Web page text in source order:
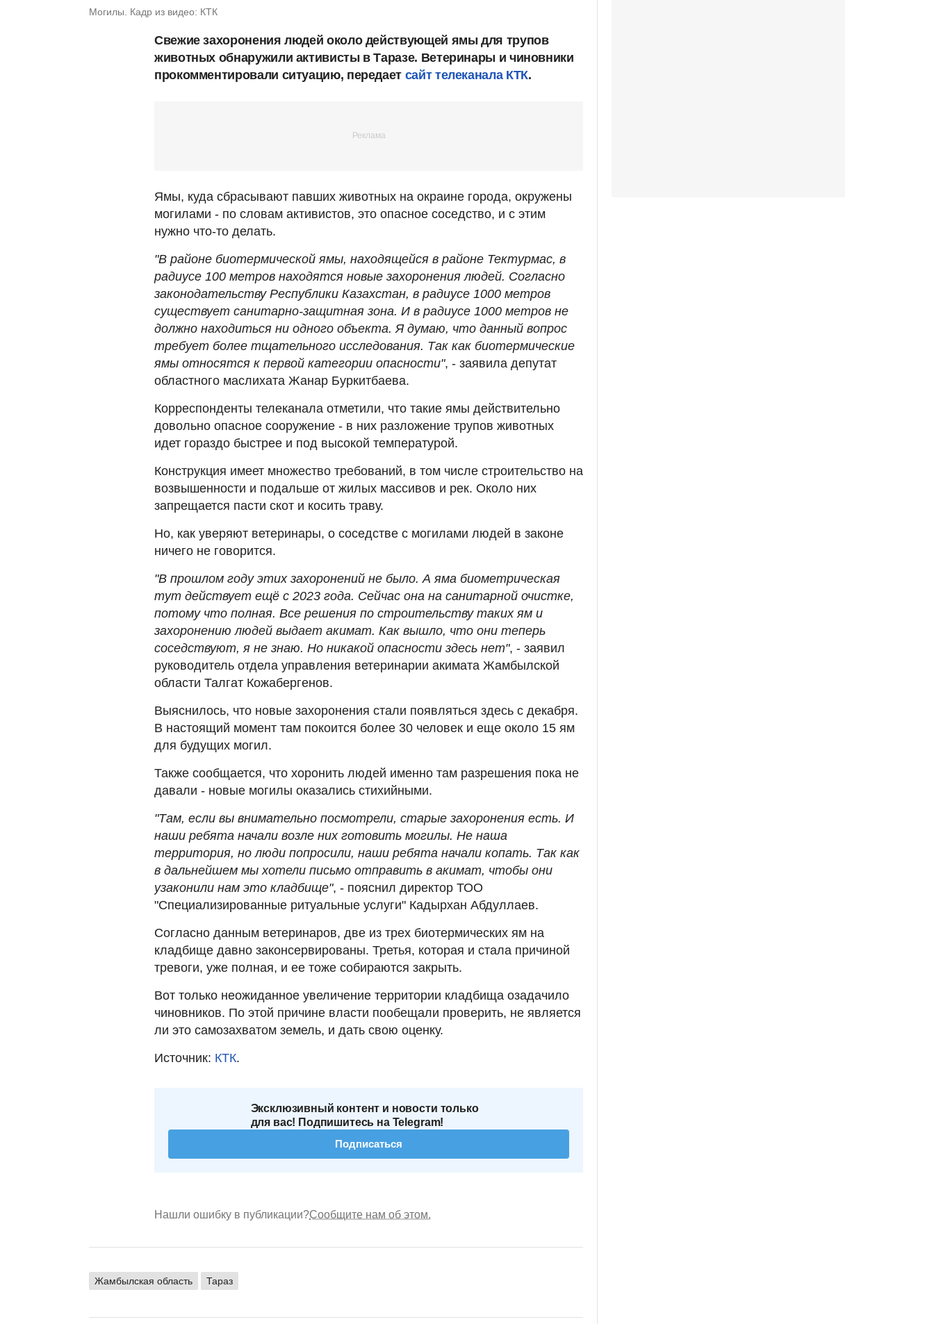
Могилы. Кадр из видео: КТК
Свежие захоронения людей около действующей ямы для трупов
животных обнаружили активисты в Таразе. Ветеринары и чиновники
прокомментировали ситуацию, передает сайт телеканала КТК.
Ямы, куда сбрасывают павших животных на окраине города, окружены
могилами - по словам активистов, это опасное соседство, и с этим
нужно что-то делать.
"В районе биотермической ямы, находящейся в районе Тектурмас, в
радиусе 100 метров находятся новые захоронения людей. Согласно
законодательству Республики Казахстан, в радиусе 1000 метров
существует санитарно-защитная зона. И в радиусе 1000 метров не
должно находиться ни одного объекта. Я думаю, что данный вопрос
требует более тщательного исследования. Так как биотермические
ямы относятся к первой категории опасности", - заявила депутат
областного маслихата Жанар Буркитбаева.
Корреспонденты телеканала отметили, что такие ямы действительно
довольно опасное сооружение - в них разложение трупов животных
идет гораздо быстрее и под высокой температурой.
Конструкция имеет множество требований, в том числе строительство на
возвышенности и подальше от жилых массивов и рек. Около них
запрещается пасти скот и косить траву.
Но, как уверяют ветеринары, о соседстве с могилами людей в законе
ничего не говорится.
"В прошлом году этих захоронений не было. А яма биометрическая
тут действует ещё с 2023 года. Сейчас она на санитарной очистке,
потому что полная. Все решения по строительству таких ям и
захоронению людей выдает акимат. Как вышло, что они теперь
соседствуют, я не знаю. Но никакой опасности здесь нет", - заявил
руководитель отдела управления ветеринарии акимата Жамбылской
области Талгат Кожабергенов.
Выяснилось, что новые захоронения стали появляться здесь с декабря.
В настоящий момент там покоится более 30 человек и еще около 15 ям
для будущих могил.
Также сообщается, что хоронить людей именно там разрешения пока не
давали - новые могилы оказались стихийными.
"Там, если вы внимательно посмотрели, старые захоронения есть. И
наши ребята начали возле них готовить могилы. Не наша
территория, но люди попросили, наши ребята начали копать. Так как
в дальнейшем мы хотели письмо отправить в акимат, чтобы они
узаконили нам это кладбище", - пояснил директор ТОО
"Специализированные ритуальные услуги" Кадырхан Абдуллаев.
Согласно данным ветеринаров, две из трех биотермических ям на
кладбище давно законсервированы. Третья, которая и стала причиной
тревоги, уже полная, и ее тоже собираются закрыть.
Вот только неожиданное увеличение территории кладбища озадачило
чиновников. По этой причине власти пообещали проверить, не является
ли это самозахватом земель, и дать свою оценку.
Источник: КТК.
Эксклюзивный контент и новости только
для вас! Подпишитесь на Telegram!
Подписаться
Нашли ошибку в публикации?Сообщите нам об этом.
Жамбылская область Тараз